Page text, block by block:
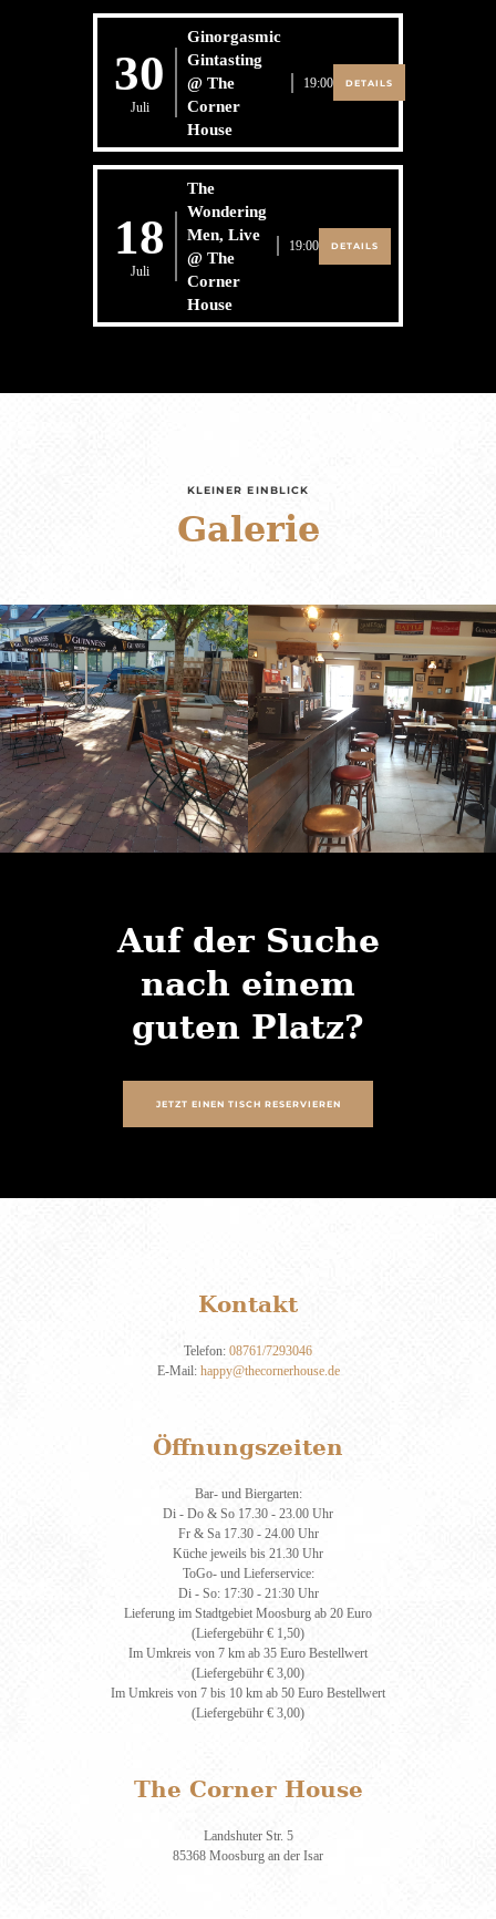
30
Juli
Ginorgasmic
Gintasting
@ The
Corner
House
19:00 DETAILS
18
Juli
The
Wondering
Men, Live
@ The
Corner
House
19:00 DETAILS
KLEINER EINBLICK
Galerie
Auf der Suche
nach einem
guten Platz?
JETZT EINEN TISCH RESERVIEREN
Kontakt
Telefon: 08761/7293046
E-Mail: happy@thecornerhouse.de
Öffnungszeiten
Bar- und Biergarten:
Di - Do & So 17.30 - 23.00 Uhr
Fr & Sa 17.30 - 24.00 Uhr
Küche jeweils bis 21.30 Uhr
ToGo- und Lieferservice:
Di - So: 17:30 - 21:30 Uhr
Lieferung im Stadtgebiet Moosburg ab 20 Euro
(Liefergebühr € 1,50)
Im Umkreis von 7 km ab 35 Euro Bestellwert
(Liefergebühr € 3,00)
Im Umkreis von 7 bis 10 km ab 50 Euro Bestellwert
(Liefergebühr € 3,00)
The Corner House
Landshuter Str. 5
85368 Moosburg an der Isar